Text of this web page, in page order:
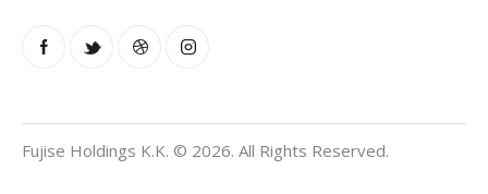
Fujise Holdings K.K. © 2026. All Rights Reserved.